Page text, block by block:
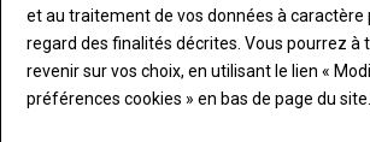
doit s’effectuer selon le ratio graminées…
et au traitement de vos données à caractère
regard des finalités décrites. Vous pourrez à
revenir sur vos choix, en utilisant le lien «
préférences cookies » en bas de page du site.